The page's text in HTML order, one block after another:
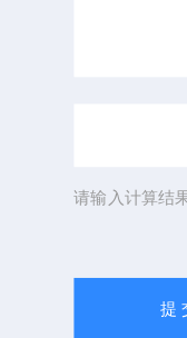
请输入计算结